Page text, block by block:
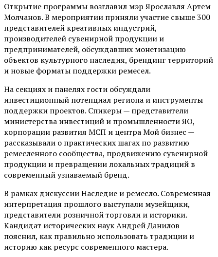
Открытие программы возглавил мэр Ярославля Артем
Молчанов. В мероприятии приняли участие свыше 300
представителей креативных индустрий,
производителей сувенирной продукции и
предпринимателей, обсуждавших монетизацию
объектов культурного наследия, брендинг территорий
и новые форматы поддержки ремесел.
На секциях и панелях гости обсуждали
инвестиционный потенциал региона и инструменты
поддержки проектов. Спикеры — представители
министерства инвестиций и промышленности ЯО,
корпорации развития МСП и центра Мой бизнес —
рассказывали о практических шагах по развитию
ремесленного сообщества, продвижению сувенирной
продукции и превращении локальных традиций в
современный узнаваемый бренд.
В рамках дискуссии Наследие и ремесло. Современная
интерпретация прошлого выступали музейщики,
представители розничной торговли и историки.
Кандидат исторических наук Андрей Данилов
пояснил, как правильно использовать традиции и
историю как ресурс современного мастера.